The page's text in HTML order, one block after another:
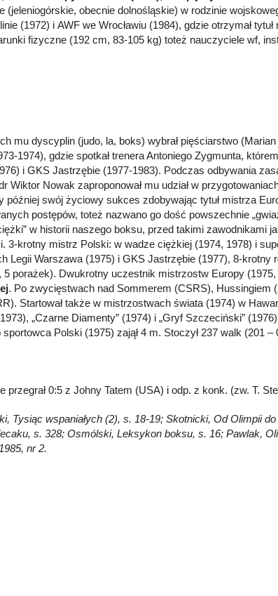
(jeleniogórskie, obecnie dolnośląskie) w rodzinie
(1972) i AWF we Wrocławiu (1984), gdzie otrzymał
fizyczne (192 cm, 83-105 kg) toteż nauczyciele wf,
mu dyscyplin (judo, la, boks) wybrał pięściarstwo
1974), gdzie spotkał trenera Antoniego Zygmunta,
i GKS Jastrzębie (1977-1983). Podczas odbywania
Wiktor Nowak zaproponował mu udział w
swój życiowy sukces zdobywając tytuł mistrza
postępów, toteż nazwano go dość powszechnie
w historii naszego boksu, przed takimi zawodnikami
krotny mistrz Polski: w wadze ciężkiej (1974, 1978) i
Legii Warszawa (1975) i GKS Jastrzębie (1977), 8-krotny
porażek). Dwukrotny uczestnik mistrzostw Europy
. Po zwycięstwach nad Sommerem (CSRS), Hussingiem
Startował także w mistrzostwach świata (1974) w
„Czarne Diamenty” (1974) i „Gryf Szczeciński”
Polski (1975) zajął 4 m. Stoczył 237 walk (201 –
przegrał 0:5 z Johny Tatem (USA) i odp. z konk. (zw. T.
Tysiąc wspaniałych (2), s. 18-19; Skotnicki, Od Olimpii
s. 328; Osmólski, Leksykon boksu, s. 16; Pawlak,
nr 2.